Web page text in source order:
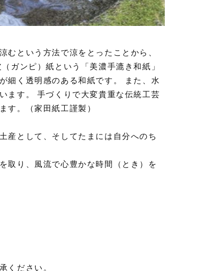
むという方法で涼をとったことから、
ガンピ）紙という「美濃手漉き和紙」
細く透明感のある和紙です。 また、水
ます。 手づくりで大変貴重な伝統工芸
す。（家田紙工謹製）
産として、そしてたまには自分へのち
取り、風流で心豊かな時間（とき）を
ください。